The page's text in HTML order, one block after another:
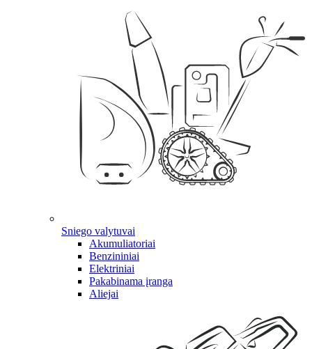
Sniego valytuvai
Akumuliatoriai
Benzininiai
Elektriniai
Pakabinama įranga
Aliejai